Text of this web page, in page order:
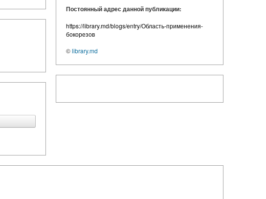
Постоянный адрес данной публикации:
https://library.md/blogs/entry/Область-применения-
бокорезов
©library.md